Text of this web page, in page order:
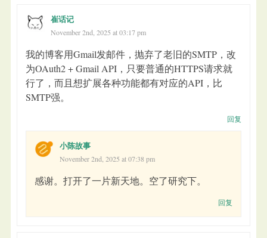
崔话记
November 2nd, 2025 at 03:17 pm
我的博客用Gmail发邮件，抛弃了老旧的SMTP，改
为OAuth2 + Gmail API，只要普通的HTTPS请求就
行了，而且想扩展各种功能都有对应的API，比
SMTP强。
回复
小陈故事
November 2nd, 2025 at 07:38 pm
感谢。打开了一片新天地。空了研究下。
回复